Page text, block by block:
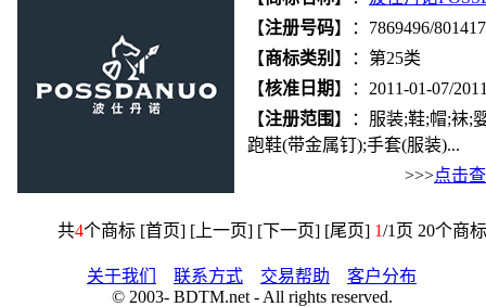
【注册号码】：7869496/
【商标类别 】：第25类
【核准日期】：2011-01-07/
【注册范围】：服装;鞋;帽;袜;
跑鞋(带金属钉);手套(服装)...
>>>点击
共4个商标 [首页] [上一页] [下一页] [尾页] 1/1页 20个商
关于我们 联系方式 交易帮助
客户分布
© 2003-BDTM.net - All rights reserved.